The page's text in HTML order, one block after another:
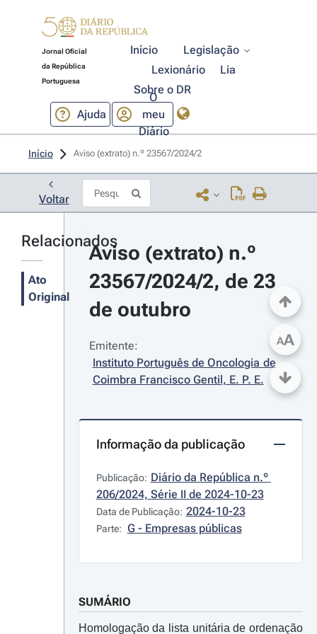
Jornal Oficial
da República
Portuguesa
Início
Legislação
Lexionário
Lia
Sobre o DR
Ajuda
O
meu
Diário
Início Aviso (extrato) n.º 23567/2024/2
Voltar
Relacionados
Ato
Original
Aviso (extrato) n.º
23567/2024/2, de 23
de outubro
Emitente:
Instituto Português de Oncologia de
Coimbra Francisco Gentil, E. P. E.
Informação da publicação
Publicação: Diário da República n.º
206/2024, Série II de 2024-10-23
Data de Publicação: 2024-10-23
Parte: G - Empresas públicas
SUMÁRIO
Homologação da lista unitária de ordenação
AA